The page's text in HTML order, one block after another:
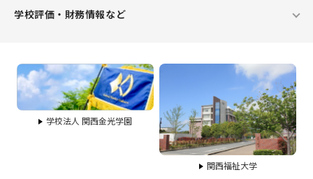
学校評価・財務情報など
学校法人 関西金光学園
関西福祉大学